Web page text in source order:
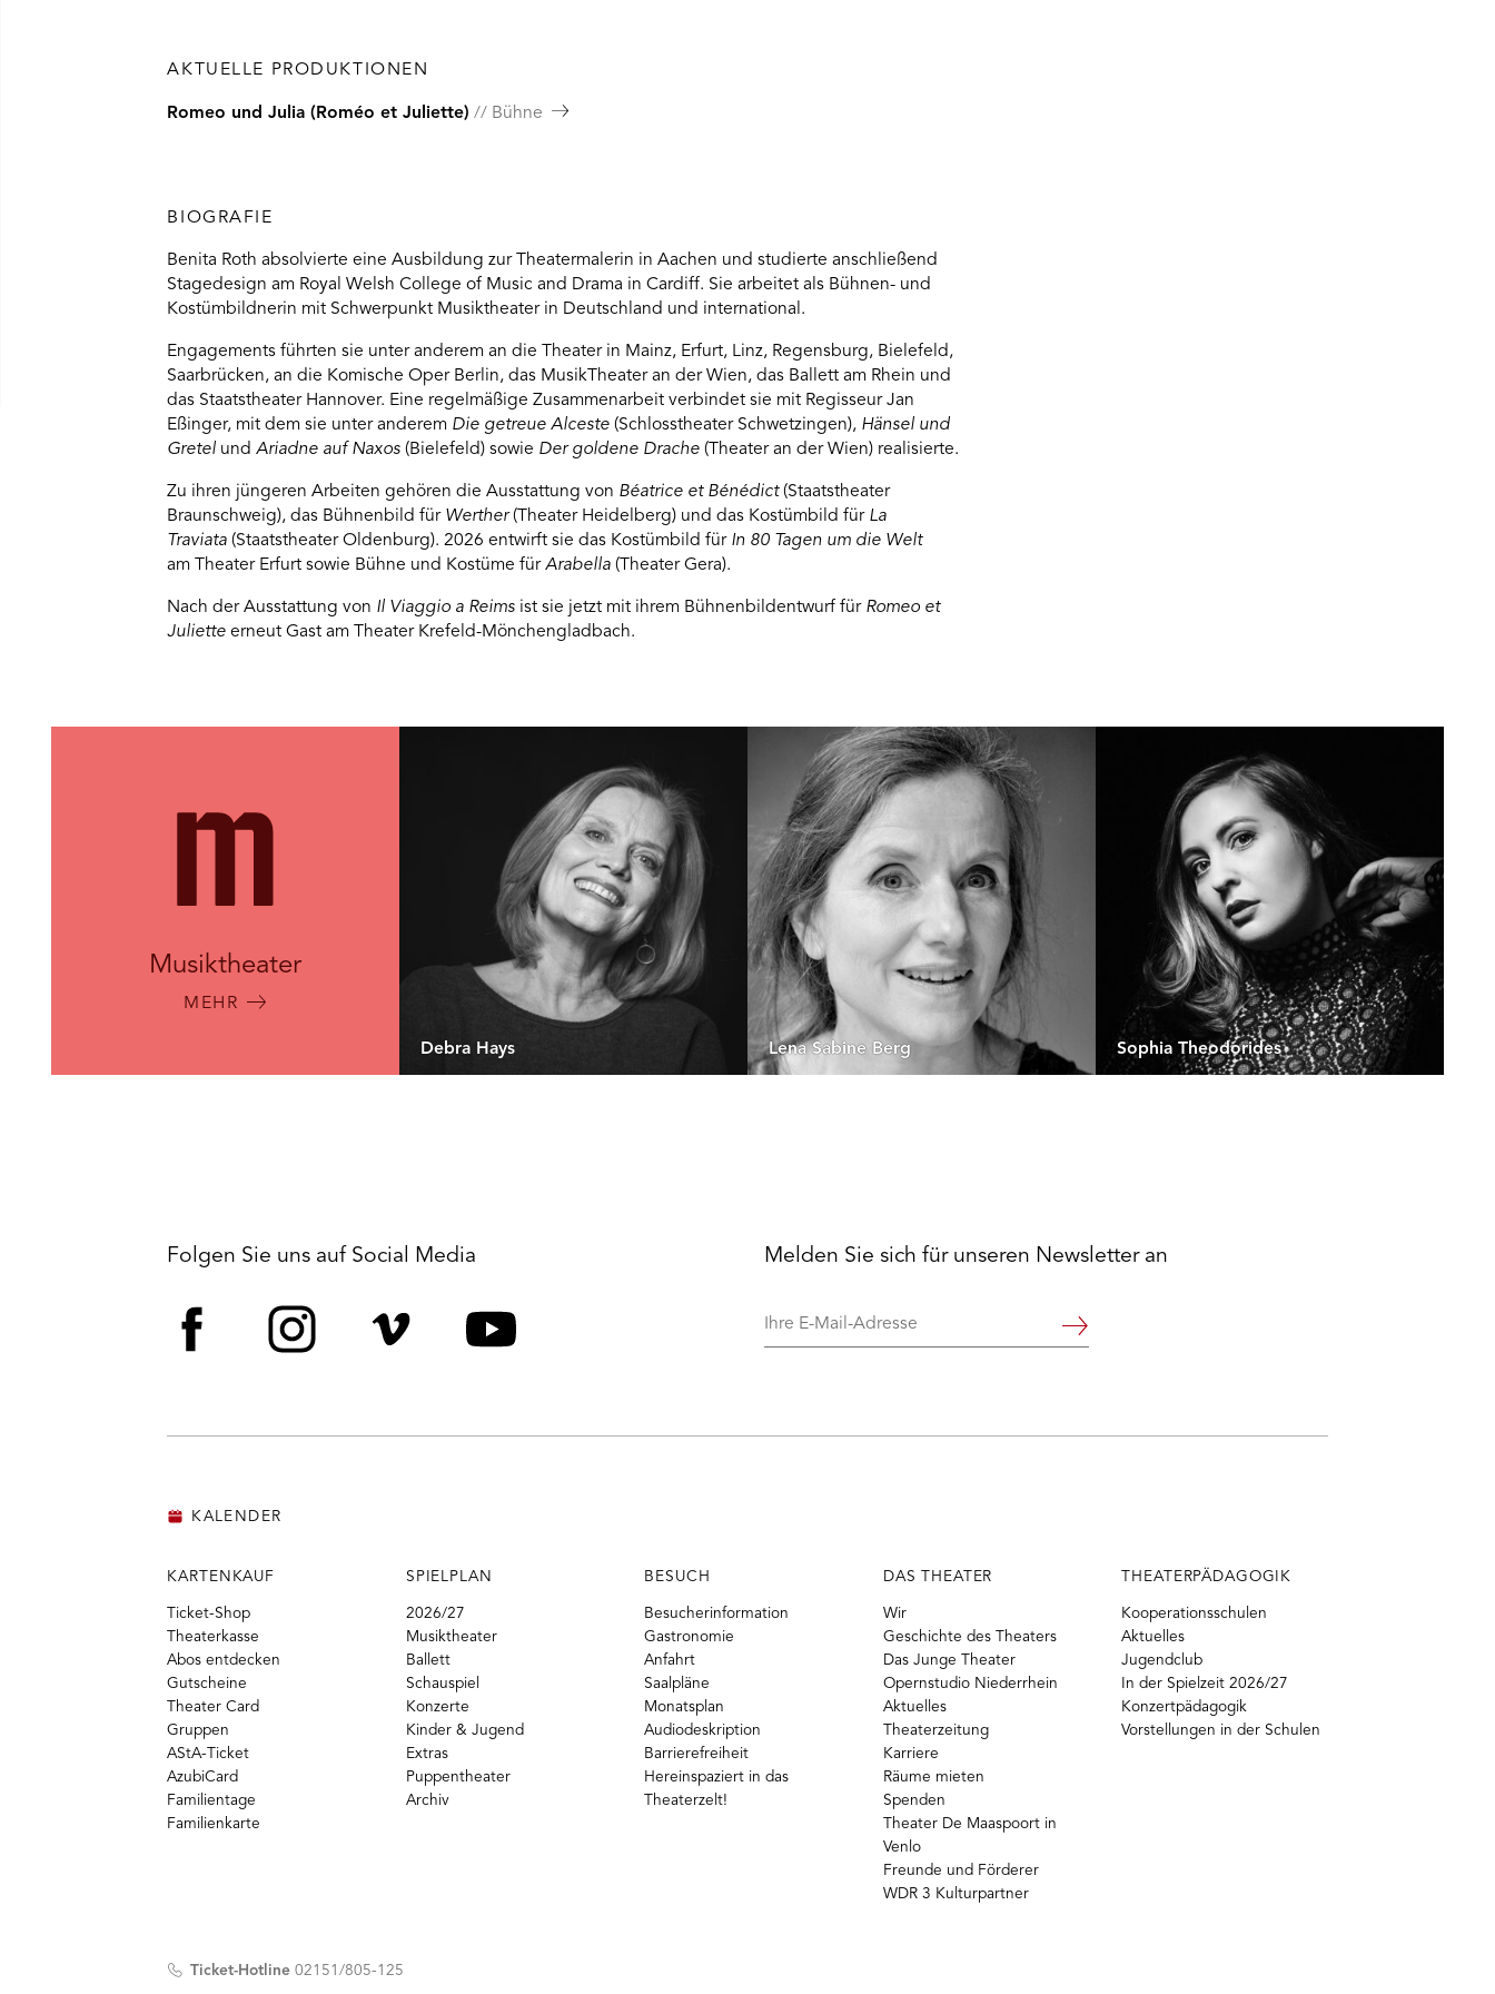
AKTUELLE PRODUKTIONEN
Romeo und Julia (Roméo et Juliette) Bühne
BIOGRAFIE
Benita Roth absolvierte eine Ausbildung zur Theatermalerin in Aachen und studierte anschließend
Stagedesign am Royal Welsh College of Music and Drama in Cardiff. Sie arbeitet als Bühnen- und
Kostümbildnerin mit Schwerpunkt Musiktheater in Deutschland und international.
Engagements führten sie unter anderem an die Theater in Mainz, Erfurt, Linz, Regensburg, Bielefeld,
Saarbrücken, an die Komische Oper Berlin, das MusikTheater an der Wien, das Ballett am Rhein und
das Staatstheater Hannover. Eine regelmäßige Zusammenarbeit verbindet sie mit Regisseur Jan
Eßinger, mit dem sie unter anderem Die getreue Alceste(Schlosstheater Schwetzingen), Hänsel und
Gretel undAriadne auf Naxos (Bielefeld) sowie Der goldene Drache (Theater an der Wien) realisierte.
Zu ihren jüngeren Arbeiten gehören die Ausstattung von Béatrice et Bénédict(Staatstheater
Braunschweig), das Bühnenbild fürWerther(Theater Heidelberg) und das Kostümbild für La
Traviata (Staatstheater Oldenburg). 2026 entwirft sie das Kostümbild fürIn 80 Tagen um die Welt
am
Theater Erfurt sowie Bühne und Kostüme fürArabella (Theater Gera).
Nach der Ausstattung von Il Viaggio a Reims ist sie jetzt mit ihrem Bühnenbildentwurf für Romeo et
Juliette erneut Gast am Theater Krefeld-Mönchengladbach.
Musiktheater
MEHR
Debra Hays Lena Sabine Berg Sophia Theodorides
Folgen Sie uns auf Social Media Melden Sie sich für unseren Newsletter an
Ihre
Weiter
KALENDER
KARTENKAUF
Ticket-Shop
Theaterkasse
Abos entdecken
Gutscheine
Theater Card
Gruppen
AStA-Ticket
AzubiCard
Familientage
Familienkarte
SPIELPLAN
2026/27
Musiktheater
Ballett
Schauspiel
Konzerte
Kinder & Jugend
Extras
Puppentheater
Archiv
BESUCH
Besucherinformation
Gastronomie
Anfahrt
Saalpläne
Monatsplan
Audiodeskription
Barrierefreiheit
Hereinspaziert in das
Theaterzelt!
DAS THEATER
Wir
Geschichte des Theaters
Das Junge Theater
Opernstudio Niederrhein
Aktuelles
Theaterzeitung
Karriere
Räume mieten
Spenden
Theater De Maaspoort in
Venlo
Freunde und Förderer
WDR 3 Kulturpartner
THEATERPÄDAGOGIK
Kooperationsschulen
Aktuelles
Jugendclub
In der Spielzeit 2026/27
Konzertpädagogik
Vorstellungen in der Schulen
Ticket-Hotline02151/805-125